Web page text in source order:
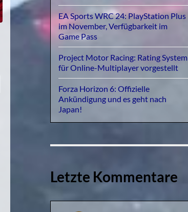
EA Sports WRC 24: PlayStation Plus
im November, Verfügbarkeit im
Game Pass
Project Motor Racing: Rating System
für Online-Multiplayer vorgestellt
Forza Horizon 6: Offizielle
Ankündigung und es geht nach
Japan!
Letzte Kommentare